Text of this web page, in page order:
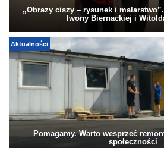
„Obrazy ciszy – rysunek i
Iwony Biernackiej i
Aktualności
Pomagamy. Warto wesprzeć
społeczności